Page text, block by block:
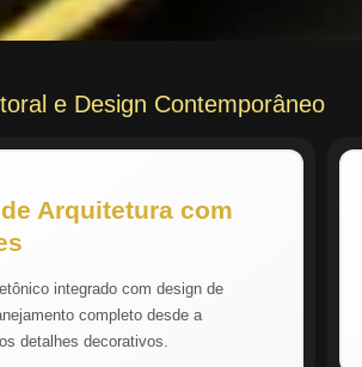
e Design Contemporâneo
Arquitetura com
integrado com design de
completo desde a
detalhes decorativos.